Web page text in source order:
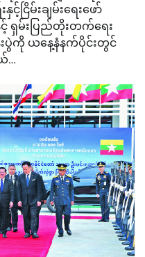
ြိမ်းချမ်းရေးဖော်
ရှမ်းပြည်တိုးတက်ရေး
ပွဲကို ယနေ့နံနက်ပိုင်းတွင်
…